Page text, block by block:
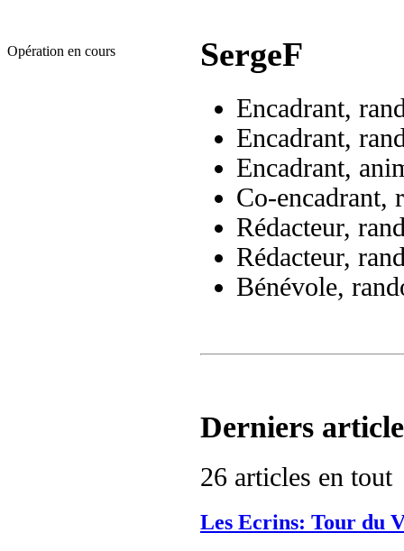
SergeF
Encadrant,
Encadrant,
Encadrant,
Co-encadrant,
Rédacteur,
Rédacteur,
Bénévole,
Derniers
26 articles en tout
Les Ecrins: Tour du
Opération en cours